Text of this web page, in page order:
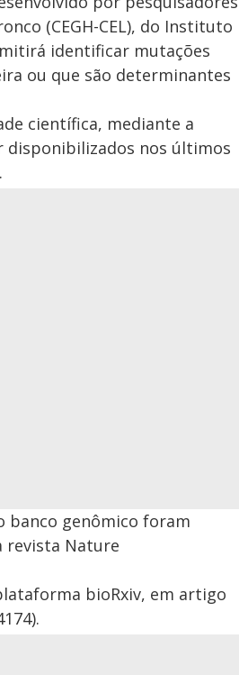
(CEGH-CEL), do Instituto
identificar mutações
ou que são determinantes
científica, mediante a
disponibilizados nos últimos
banco genômico foram
revista Nature
bioRxiv, em artigo